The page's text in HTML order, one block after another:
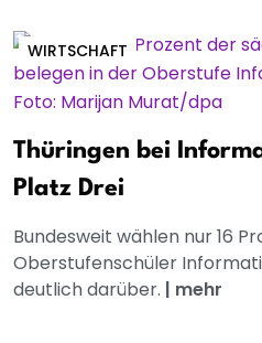
WIRTSCHAFT
Thüringen bei
Platz Drei
Bundesweit wählen nur 16
Oberstufenschüler
deutlich darüber. | mehr